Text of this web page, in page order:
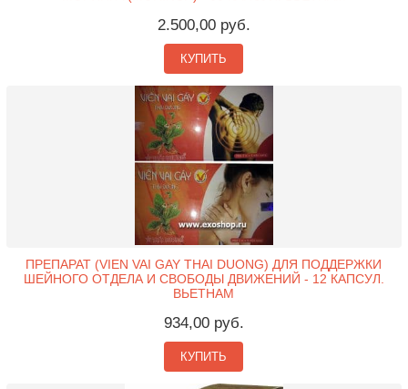
2.500,00 руб.
КУПИТЬ
ПРЕПАРАТ (VIEN VAI GAY THAI DUONG) ДЛЯ ПОДДЕРЖКИ
ШЕЙНОГО ОТДЕЛА И СВОБОДЫ ДВИЖЕНИЙ - 12 КАПСУЛ.
ВЬЕТНАМ
934,00 руб.
КУПИТЬ